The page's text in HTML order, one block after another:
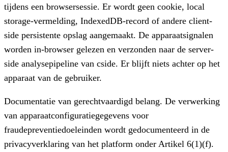
tijdens een browsersessie. Er wordt geen cookie, local
storage-vermelding, IndexedDB-record of andere client-
side persistente opslag aangemaakt. De apparaatsignalen
worden in-browser gelezen en verzonden naar de server-
side analysepipeline van cside. Er blijft niets achter op het
apparaat van de gebruiker.
Documentatie van gerechtvaardigd belang. De verwerking
van apparaatconfiguratiegegevens voor
fraudepreventiedoeleinden wordt gedocumenteerd in de
privacyverklaring van het platform onder Artikel 6(1)(f).